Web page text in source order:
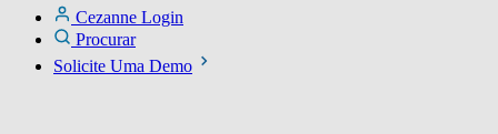
Cezanne Login
Procurar
Solicite Uma Demo